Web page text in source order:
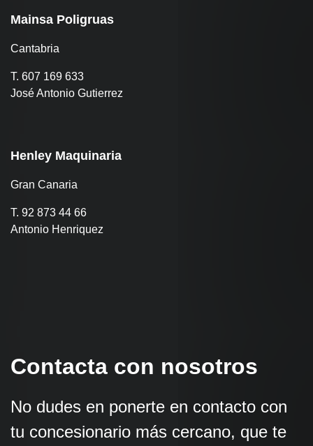
Mainsa Poligruas
Cantabria
T. 607 169 633
José Antonio Gutierrez
Henley Maquinaria
Gran Canaria
T. 92 873 44 66
Antonio Henriquez
Contacta con nosotros
No dudes en ponerte en contacto con
tu concesionario más cercano, que te